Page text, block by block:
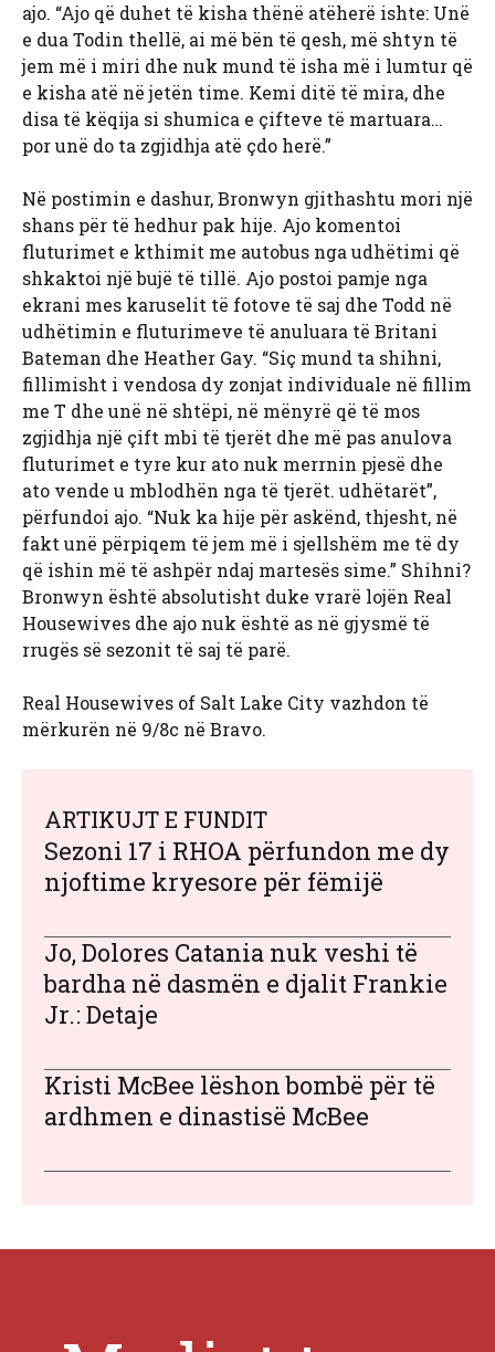
ajo. “Ajo që duhet të kisha thënë atëherë ishte: Unë
e dua Todin thellë, ai më bën të qesh, më shtyn të
jem më i miri dhe nuk mund të isha më i lumtur që
e kisha atë në jetën time. Kemi ditë të mira, dhe
disa të këqija si shumica e çifteve të martuara…
por unë do ta zgjidhja atë çdo herë.”
Në postimin e dashur, Bronwyn gjithashtu mori një
shans për të hedhur pak hije. Ajo komentoi
fluturimet e kthimit me autobus nga udhëtimi që
shkaktoi një bujë të tillë. Ajo postoi pamje nga
ekrani mes karuselit të fotove të saj dhe Todd në
udhëtimin e fluturimeve të anuluara të Britani
Bateman dhe Heather Gay. “Siç mund ta shihni,
fillimisht i vendosa dy zonjat individuale në fillim
me T dhe unë në shtëpi, në mënyrë që të mos
zgjidhja një çift mbi të tjerët dhe më pas anulova
fluturimet e tyre kur ato nuk merrnin pjesë dhe
ato vende u mblodhën nga të tjerët. udhëtarët”,
përfundoi ajo. “Nuk ka hije për askënd, thjesht, në
fakt unë përpiqem të jem më i sjellshëm me të dy
që ishin më të ashpër ndaj martesës sime.” Shihni?
Bronwyn është absolutisht duke vrarë lojën Real
Housewives dhe ajo nuk është as në gjysmë të
rrugës së sezonit të saj të parë.
Real Housewives of Salt Lake City vazhdon të
mërkurën në 9/8c në Bravo.
ARTIKUJT E FUNDIT
Sezoni 17 i RHOA përfundon me dy
njoftime kryesore për fëmijë
Jo, Dolores Catania nuk veshi të
bardha në dasmën e djalit Frankie
Jr.: Detaje
Kristi McBee lëshon bombë për të
ardhmen e dinastisë McBee